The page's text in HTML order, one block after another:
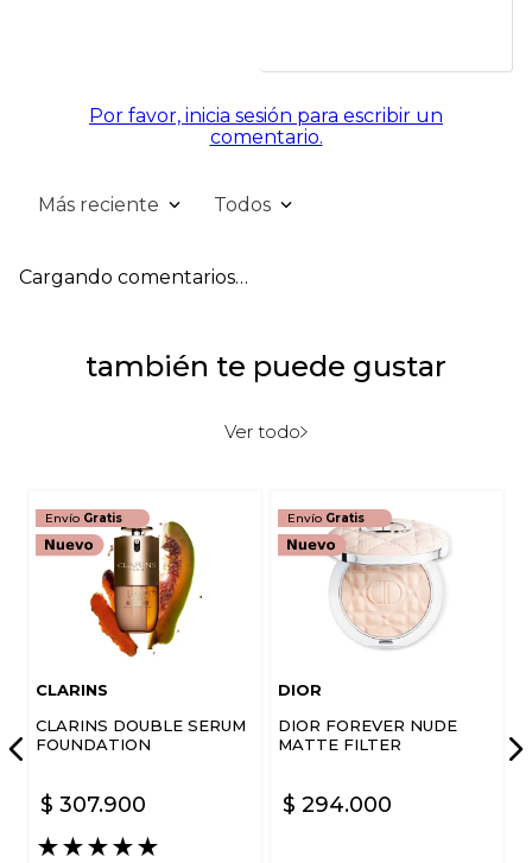
Por favor, inicia sesión para escribir un
comentario.
Más reciente Todos
Cargando comentarios…
también te puede gustar
Ver todo
Envío Gratis
CLARINS
CLARINS DOUBLE SERUM
FOUNDATION
$ 307.900
★★★★★
Envío Gratis
DIOR
DIOR FOREVER NUDE
MATTE FILTER
$ 294.000